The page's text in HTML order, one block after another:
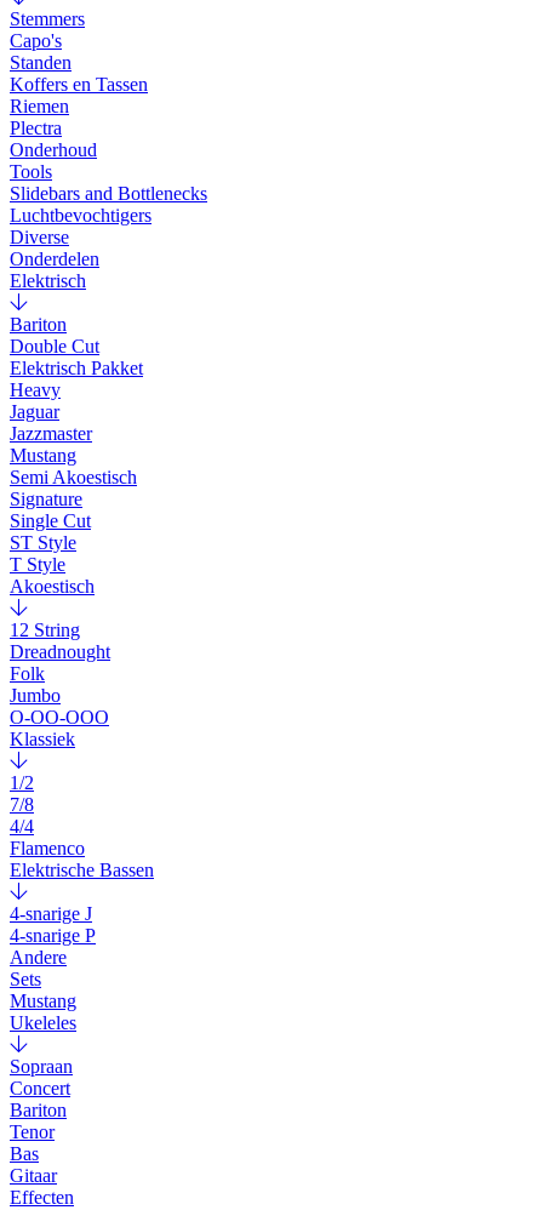
Stemmers
Capo's
Standen
Koffers en Tassen
Riemen
Plectra
Onderhoud
Tools
Slidebars and Bottlenecks
Luchtbevochtigers
Diverse
Onderdelen
Elektrisch
Bariton
Double Cut
Elektrisch Pakket
Heavy
Jaguar
Jazzmaster
Mustang
Semi Akoestisch
Signature
Single Cut
ST Style
T Style
Akoestisch
12 String
Dreadnought
Folk
Jumbo
O-OO-OOO
Klassiek
1/2
7/8
4/4
Flamenco
Elektrische Bassen
4-snarige J
4-snarige P
Andere
Sets
Mustang
Ukeleles
Sopraan
Concert
Bariton
Tenor
Bas
Gitaar
Effecten